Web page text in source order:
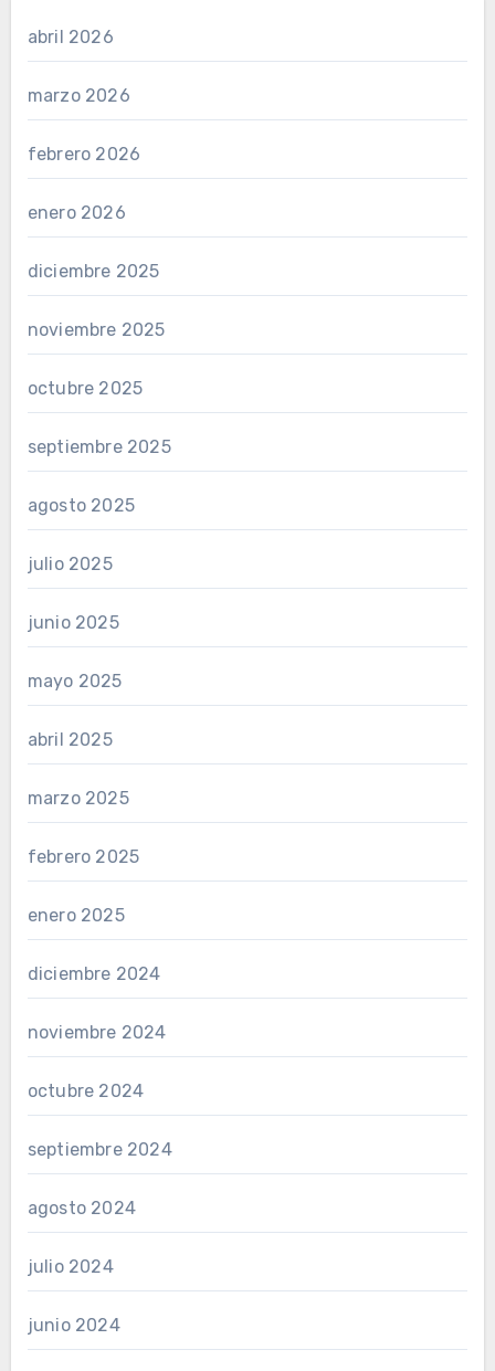
abril 2026
marzo 2026
febrero 2026
enero 2026
diciembre 2025
noviembre 2025
octubre 2025
septiembre 2025
agosto 2025
julio 2025
junio 2025
mayo 2025
abril 2025
marzo 2025
febrero 2025
enero 2025
diciembre 2024
noviembre 2024
octubre 2024
septiembre 2024
agosto 2024
julio 2024
junio 2024